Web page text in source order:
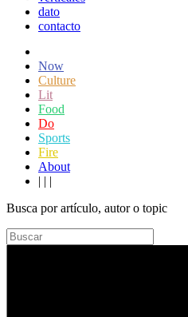
dato
contacto
Now
Culture
Lit
Food
Do
Sports
Fire
About
| | |
Busca por artículo, autor o topic